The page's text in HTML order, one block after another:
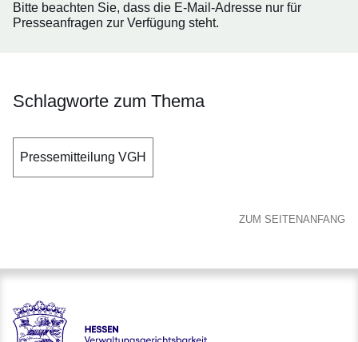
Bitte beachten Sie, dass die E-Mail-Adresse nur für
Presseanfragen zur Verfügung steht.
Schlagworte zum Thema
Pressemitteilung VGH
ZUM SEITENANFANG